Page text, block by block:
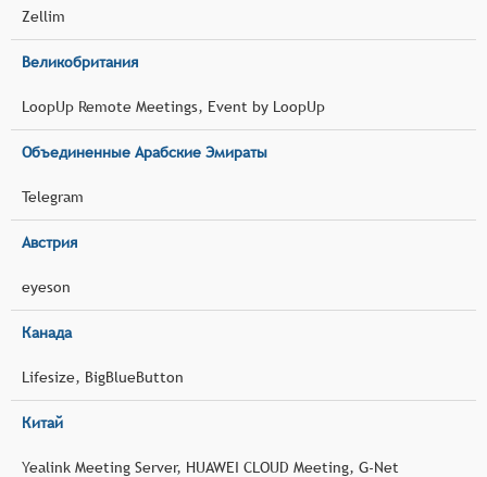
Zellim
Великобритания
LoopUp Remote Meetings, Event by LoopUp
Объединенные Арабские Эмираты
Telegram
Австрия
eyeson
Канада
Lifesize, BigBlueButton
Китай
Yealink Meeting Server, HUAWEI CLOUD Meeting, G-Net